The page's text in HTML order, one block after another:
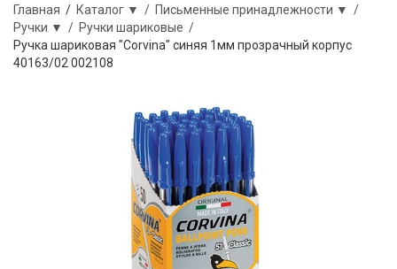
Главная / Каталог ▼ / Письменные принадлежности ▼ /
Ручки ▼ / Ручки шариковые /
Ручка шариковая "Corvina" синяя 1мм прозрачный корпус
40163/02 002108